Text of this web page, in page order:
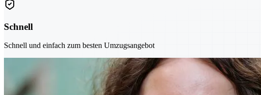
Schnell
Schnell und einfach zum besten Umzugsangebot